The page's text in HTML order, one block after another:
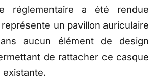
réglementaire a été rendue
un pavillon auriculaire
aucun élément de design
de rattacher ce casque
existante.